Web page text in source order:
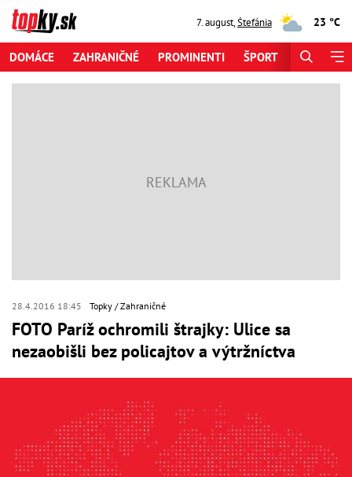
7. august,Štefánia 23 °C
DOMÁCE ZAHRANIČNÉ PROMINENTI ŠPORT
28.4.2016 18:45 Topky Zahraničné
FOTO Paríž ochromili štrajky: Ulice sa
nezaobišli bez policajtov a výtržníctva